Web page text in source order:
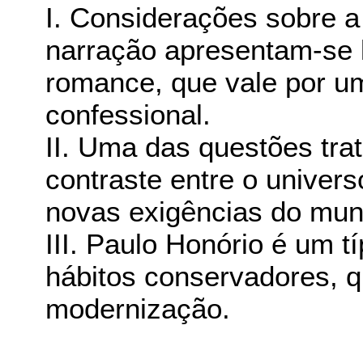
I. Considerações sobre
narração apresentam-
romance, que vale por
confessional.
II. Uma das questões
contraste entre o
novas exigências do
III. Paulo Honório é um
hábitos conservadores,
modernização.